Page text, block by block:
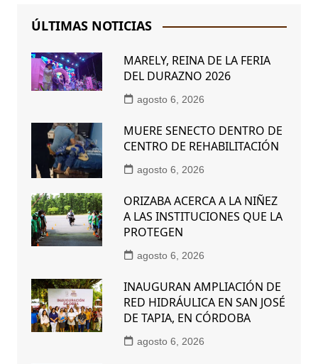
ÚLTIMAS NOTICIAS
MARELY, REINA DE LA FERIA
DEL DURAZNO 2026
agosto 6, 2026
MUERE SENECTO DENTRO DE
CENTRO DE REHABILITACIÓN
agosto 6, 2026
ORIZABA ACERCA A LA NIÑEZ
A LAS INSTITUCIONES QUE LA
PROTEGEN
agosto 6, 2026
INAUGURAN AMPLIACIÓN DE
RED HIDRÁULICA EN SAN JOSÉ
DE TAPIA, EN CÓRDOBA
agosto 6, 2026